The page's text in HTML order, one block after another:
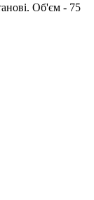
Об'єм - 75